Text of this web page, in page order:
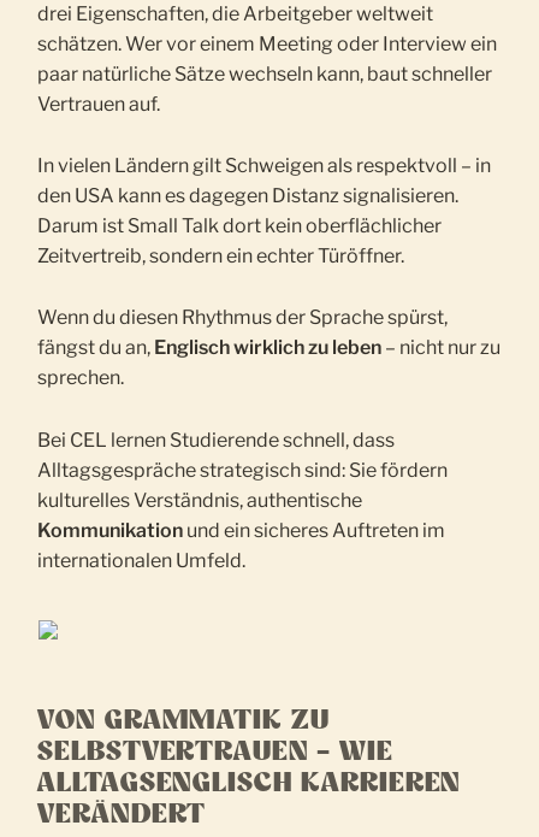
drei Eigenschaften, die Arbeitgeber weltweit
schätzen. Wer vor einem Meeting oder Interview ein
paar natürliche Sätze wechseln kann, baut schneller
Vertrauen auf.
In vielen Ländern gilt Schweigen als respektvoll – in
den USA kann es dagegen Distanz signalisieren.
Darum ist Small Talk dort kein oberflächlicher
Zeitvertreib, sondern ein echter Türöffner.
Wenn du diesen Rhythmus der Sprache spürst,
fängst du an, Englisch wirklich zu leben – nicht nur zu
sprechen.
Bei CEL lernen Studierende schnell, dass
Alltagsgespräche strategisch sind: Sie fördern
kulturelles Verständnis, authentische
Kommunikation und ein sicheres Auftreten im
internationalen Umfeld.
VON GRAMMATIK ZU
SELBSTVERTRAUEN – WIE
ALLTAGSENGLISCH KARRIEREN
VERÄNDERT